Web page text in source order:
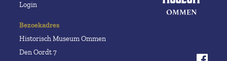
Bezoekadres
Historisch Museum Ommen
Den Oordt 7
Login